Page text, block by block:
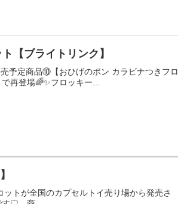
【ブライトリンク】
予定商品⑩【おひげのポン カラビナつきフロ
再登場🌈✨フロッキー...
トが全国のカプセルトイ売り場から発売さ